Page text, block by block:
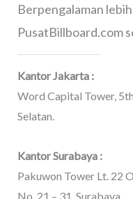
Berpengalaman
PusatBillboard.com
Kantor Jakarta :
Word Capital Tower,
Selatan.
Kantor Surabaya :
Pakuwon Tower Lt. 22
No. 21 – 31, Surabaya.